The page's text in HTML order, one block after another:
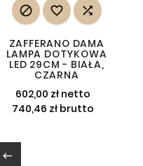
  
ZAFFERANO DAMA
LAMPA DOTYKOWA
LED 29CM - BIAŁA,
CZARNA
602,00 zł netto
740,46 zł brutto
